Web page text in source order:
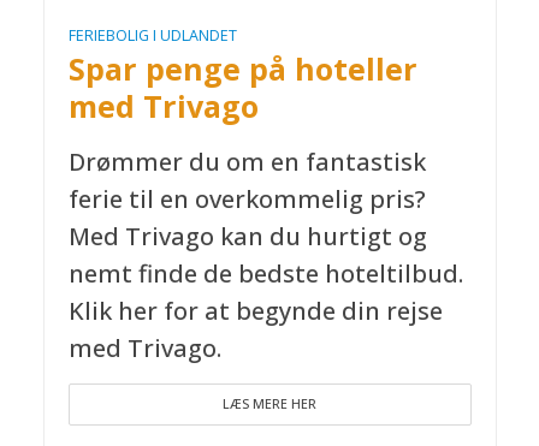
FERIEBOLIG I UDLANDET
Spar penge på hoteller
med Trivago
Drømmer du om en fantastisk
ferie til en overkommelig pris?
Med Trivago kan du hurtigt og
nemt finde de bedste hoteltilbud.
Klik her for at begynde din rejse
med Trivago.
LÆS MERE HER